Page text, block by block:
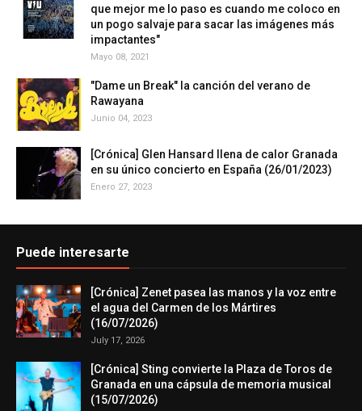
que mejor me lo paso es cuando me coloco en
un pogo salvaje para sacar las imágenes más
impactantes"
Mayo 08, 2021
"Dame un Break" la canción del verano de
Rawayana
Junio 04, 2023
[Crónica] Glen Hansard llena de calor Granada
en su único concierto en España (26/01/2023)
Enero 27, 2023
Puede interesarte
[Crónica] Zenet pasea las manos y la voz entre
el agua del Carmen de los Mártires
(16/07/2026)
July 17, 2026
[Crónica] Sting convierte la Plaza de Toros de
Granada en una cápsula de memoria musical
(15/07/2026)